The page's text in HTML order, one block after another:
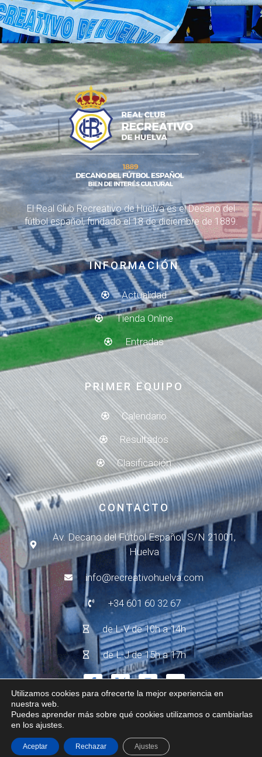
El Real Club Recreativo de Huelva es el Decano del
fútbol español, fundado el 18 de diciembre de 1889.
INFORMACIÓN
Actualidad
Tienda Online
Entradas
PRIMER EQUIPO
Calendario
Resultados
Clasificación
CONTACTO
Av. Decano del Fútbol Español, S/N 21001,
Huelva
info@recreativohuelva.com
+34 601 60 32 67
de L-V de 10h a 14h
de L-J de 15h a 17h
© 2024 - R.C. Recreativo de Huelva
Política de PrivacidadPolítica de Cookies
Utilizamos cookies para ofrecerte la mejor experiencia en
nuestra web.
Puedes aprender más sobre qué cookies utilizamos o cambiarlas
en los ajustes.
Aceptar Rechazar Ajustes